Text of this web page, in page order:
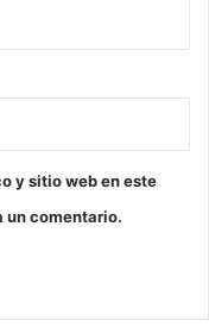
y sitio web en este
un comentario.